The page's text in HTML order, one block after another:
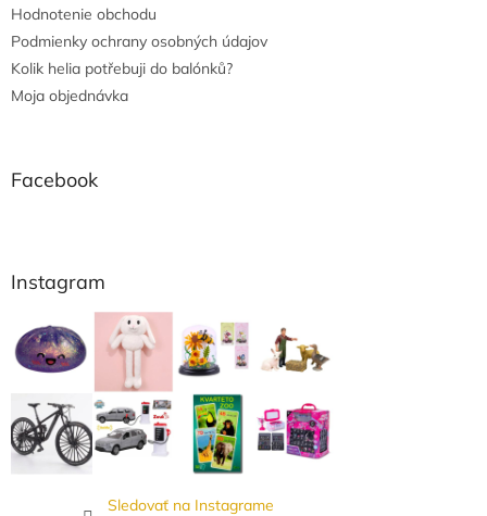
Hodnotenie obchodu
Podmienky ochrany osobných údajov
Kolik helia potřebuji do balónků?
Moja objednávka
Facebook
Instagram
Sledovať na Instagrame